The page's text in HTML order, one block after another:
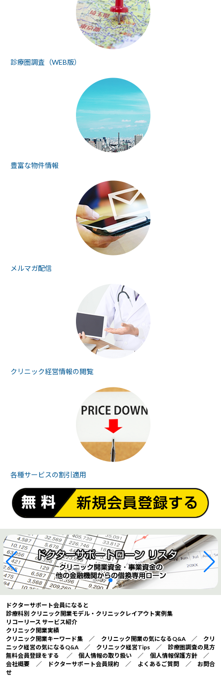
診療圏調査（WEB版）
豊富な物件情報
メルマガ配信
クリニック経営情報の閲覧
各種サービスの割引適用
ドクターサポート会員になると
診療科別 クリニック開業モデル・クリニックレイアウト実例集
リコーリース サービス紹介
クリニック開業実績
クリニック開業キーワード集 ／ クリニック開業の気になるQ&A／ クリ
ニック経営の気になるQ&A／ クリニック経営Tips／ 診療圏調査の見方
無料会員登録をする
／ 個人情報の取り扱い ／ 個人情報保護方針 ／
会社概要 ／ ドクターサポート会員規約 ／ よくあるご質問 ／ お問合
せ